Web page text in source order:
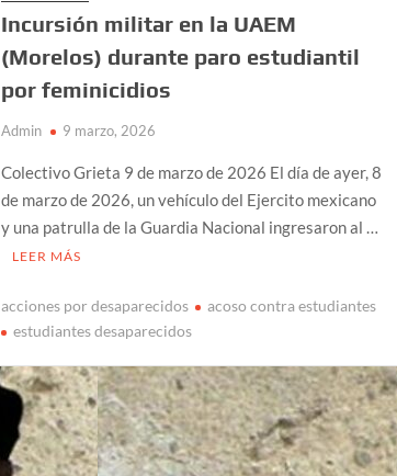
Incursión militar en la UAEM
(Morelos) durante paro estudiantil
por feminicidios
Admin 9 marzo, 2026
Colectivo Grieta 9 de marzo de 2026 El día de ayer, 8
de marzo de 2026, un vehículo del Ejercito mexicano
y una patrulla de la Guardia Nacional ingresaron al …
LEER MÁS
acciones por desaparecidos
acoso contra estudiantes
estudiantes desaparecidos